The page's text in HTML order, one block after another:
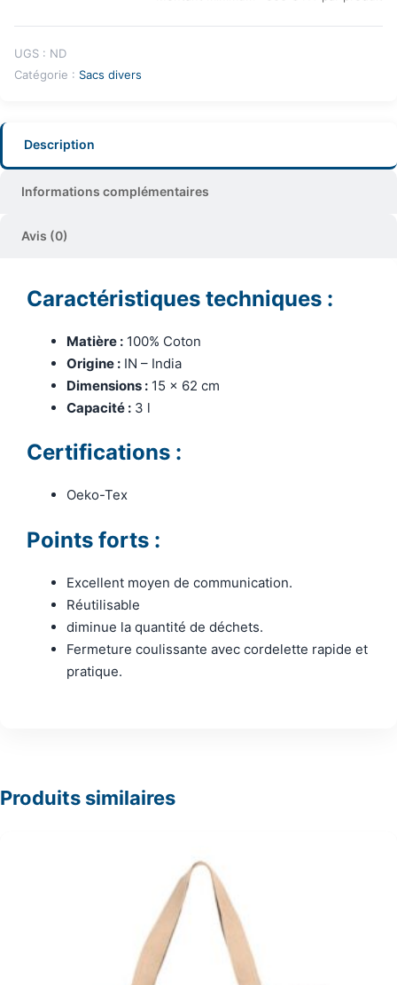
UGS : ND
Catégorie : Sacs divers
Description
Informations complémentaires
Avis (0)
Caractéristiques techniques :
Matière : 100% Coton
Origine : IN – India
Dimensions : 15 x 62 cm
Capacité : 3 l
Certifications :
Oeko-Tex
Points forts :
Excellent moyen de communication.
Réutilisable
diminue la quantité de déchets.
Fermeture coulissante avec cordelette rapide et
pratique.
Produits similaires